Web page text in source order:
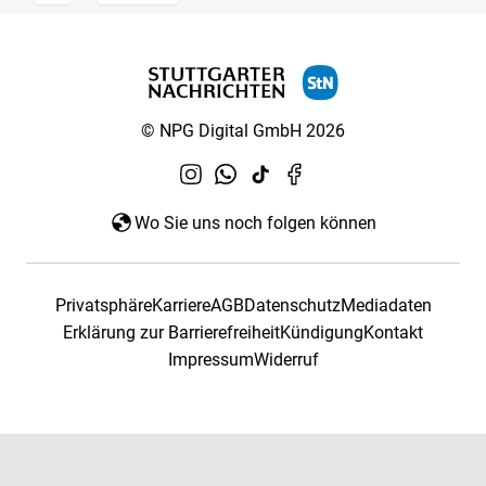
© NPG Digital GmbH 2026
Wo Sie uns noch folgen können
PrivatsphäreKarriereAGBDatenschutzMediadaten
Erklärung zur BarrierefreiheitKündigungKontakt
ImpressumWiderruf